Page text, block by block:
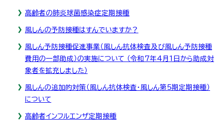
高齢者の肺炎球菌感染症定期接種
風しんの予防接種はすんでいますか？
風しん予防接種促進事業（風しん抗体検査及び風しん予防接種
費用の一部助成）の実施について （令和7年4月1日から助成対
象者を拡充しました）
風しんの追加的対策（風しん抗体検査・風しん第5期定期接種）
について
高齢者インフルエンザ定期接種